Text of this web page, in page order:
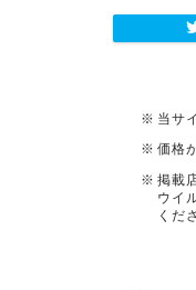
当サ
価格
掲載
ウイ
くだ